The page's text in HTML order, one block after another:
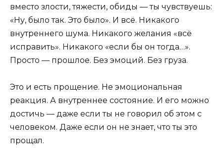
вместо злости, тяжести, обиды — ты чувствуешь:
«Ну, было так. Это было». И всё. Никакого
внутреннего шума. Никакого желания «всё
исправить». Никакого «если бы он тогда…».
Просто — прошлое. Без эмоций. Без груза.
Это и есть прощение. Не эмоциональная
реакция. А внутреннее состояние. И его можно
достичь — даже если ты не говорил об этом с
человеком. Даже если он не знает, что ты это
прощал.